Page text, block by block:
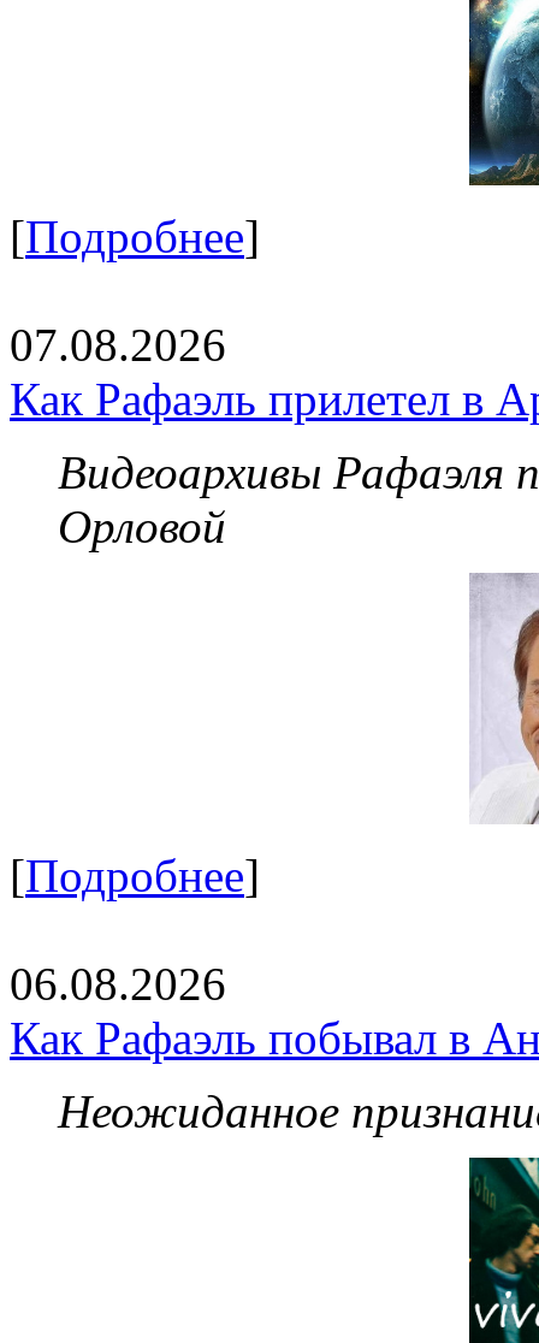
[Подробнее]
07.08.2026
Как Рафаэль прилетел в
Видеоархивы Рафаэля
Орловой
[Подробнее]
06.08.2026
Как Рафаэль побывал в
Неожиданное